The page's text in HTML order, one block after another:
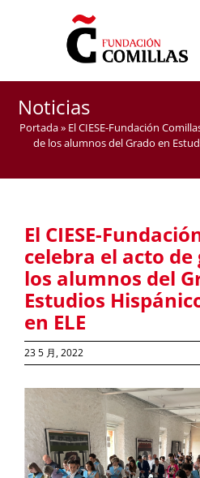
西班牙语作为外语教学官方硕士
Noticias
Portada» El CIESE-Fundación
de los alumnos del Grado en
El CIESE-
celebra el acto
los alumnos del
Estudios
en ELE
23 5 月, 2022
View
Larger
Image